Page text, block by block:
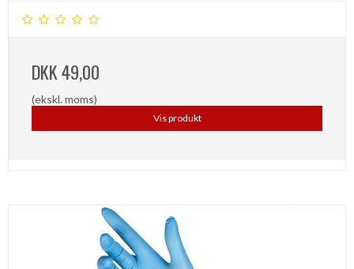
DKK 49,00
(ekskl. moms)
Vis produkt